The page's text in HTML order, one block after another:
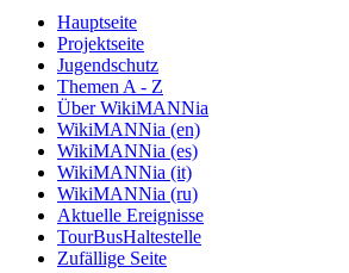
Hauptseite
Projektseite
Jugendschutz
Themen A - Z
Über WikiMANNia
WikiMANNia (en)
WikiMANNia (es)
WikiMANNia (it)
WikiMANNia (ru)
Aktuelle Ereignisse
TourBusHaltestelle
Zufällige Seite